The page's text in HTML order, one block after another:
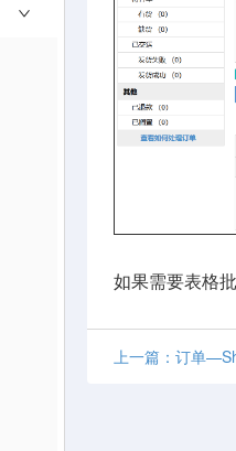
如果需要表格
上一篇：订单